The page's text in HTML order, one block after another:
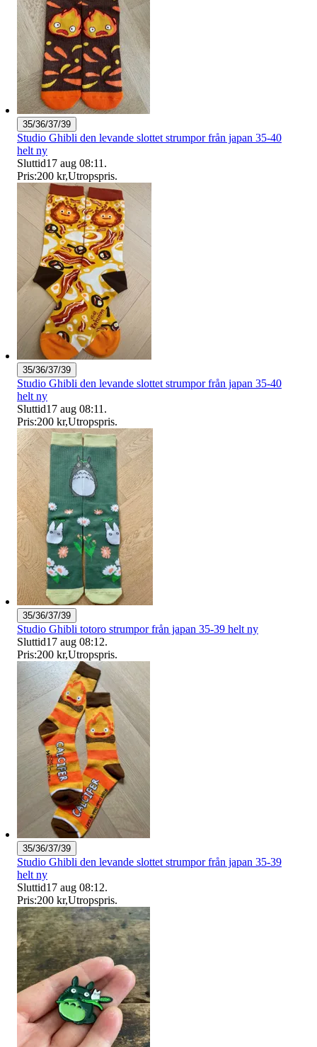
35/36/37/39
Studio Ghibli den levande slottet strumpor från japan 35-40
helt ny
Sluttid17 aug 08:11 .
Pris:200 kr,Utropspris.
35/36/37/39
Studio Ghibli den levande slottet strumpor från japan 35-40
helt ny
Sluttid17 aug 08:11 .
Pris:200 kr,Utropspris.
35/36/37/39
Studio Ghibli totoro strumpor från japan 35-39 helt ny
Sluttid17 aug 08:12.
Pris:200 kr,Utropspris.
35/36/37/39
Studio Ghibli den levande slottet strumpor från japan 35-39
helt ny
Sluttid17 aug 08:12.
Pris:200 kr,Utropspris.